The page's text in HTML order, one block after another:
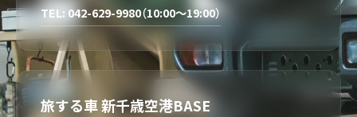
TEL: 042-629-9980（10:00～19:00）
旅する車 新千歳空港BASE